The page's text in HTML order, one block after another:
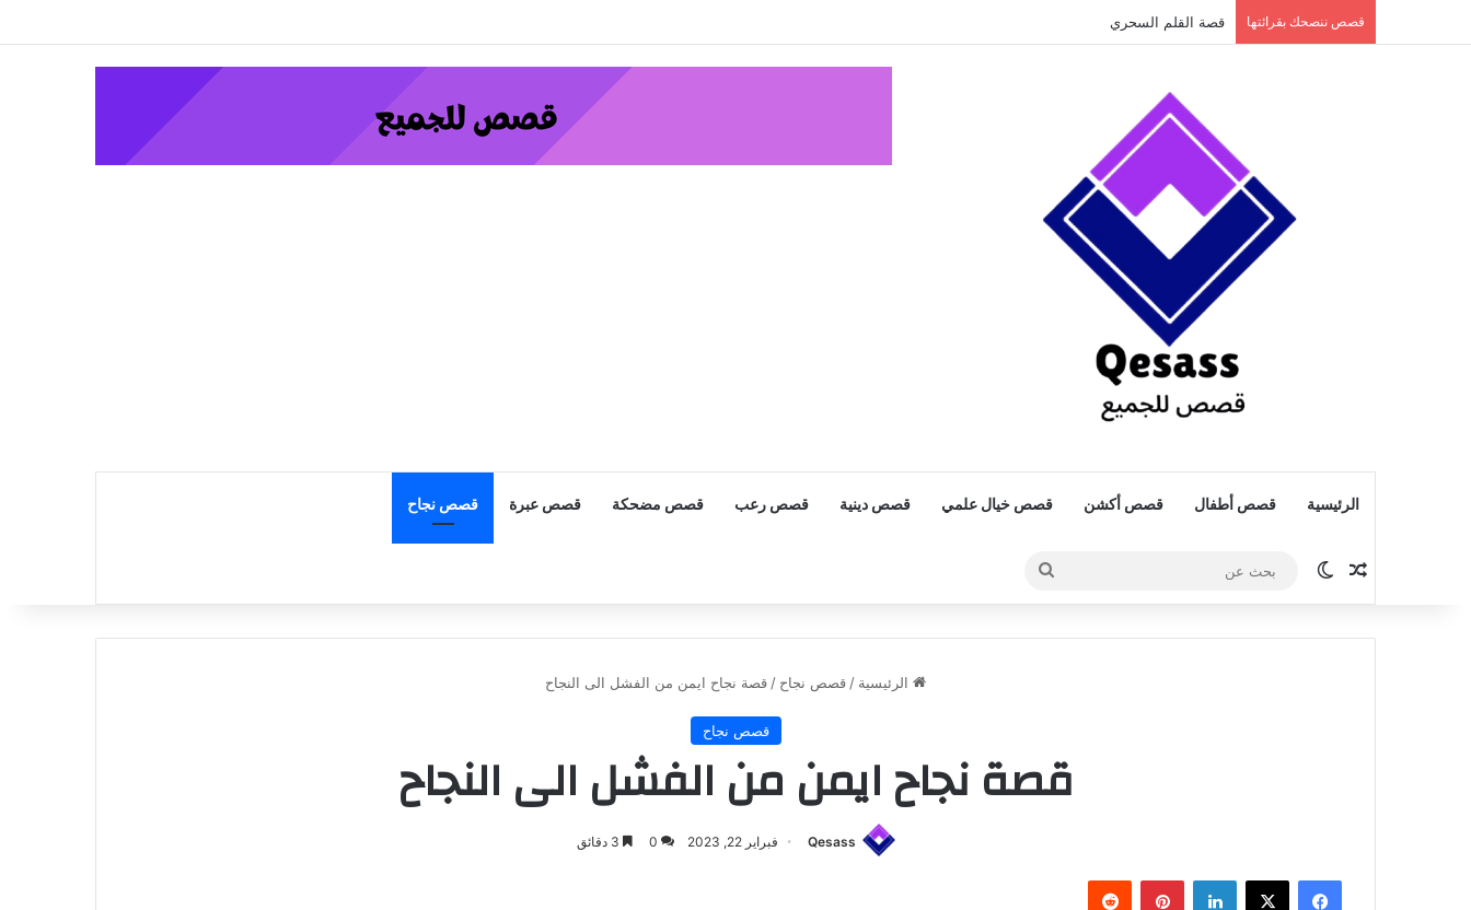
قصص ننصحك بقرائتها قصة الطفل الذي عاد من النار ج3
الرئيسية قصص أطفال قصص أكشن قصص خيال علمي قصص دينية قصص رعب قصص مضحكة قصص عبرة قصص نجاح
مقال عشوائي
الوضع المظلم
بحث
عن
الرئيسية / قصص نجاح / قصة نجاح ايمن من الفشل الى النجاح
قصص نجاح
قصة نجاح ايمن من الفشل الى النجاح
Qesass فبراير 22, 2023 0
فيسبوك ‫X لينكدإن بينتيريست